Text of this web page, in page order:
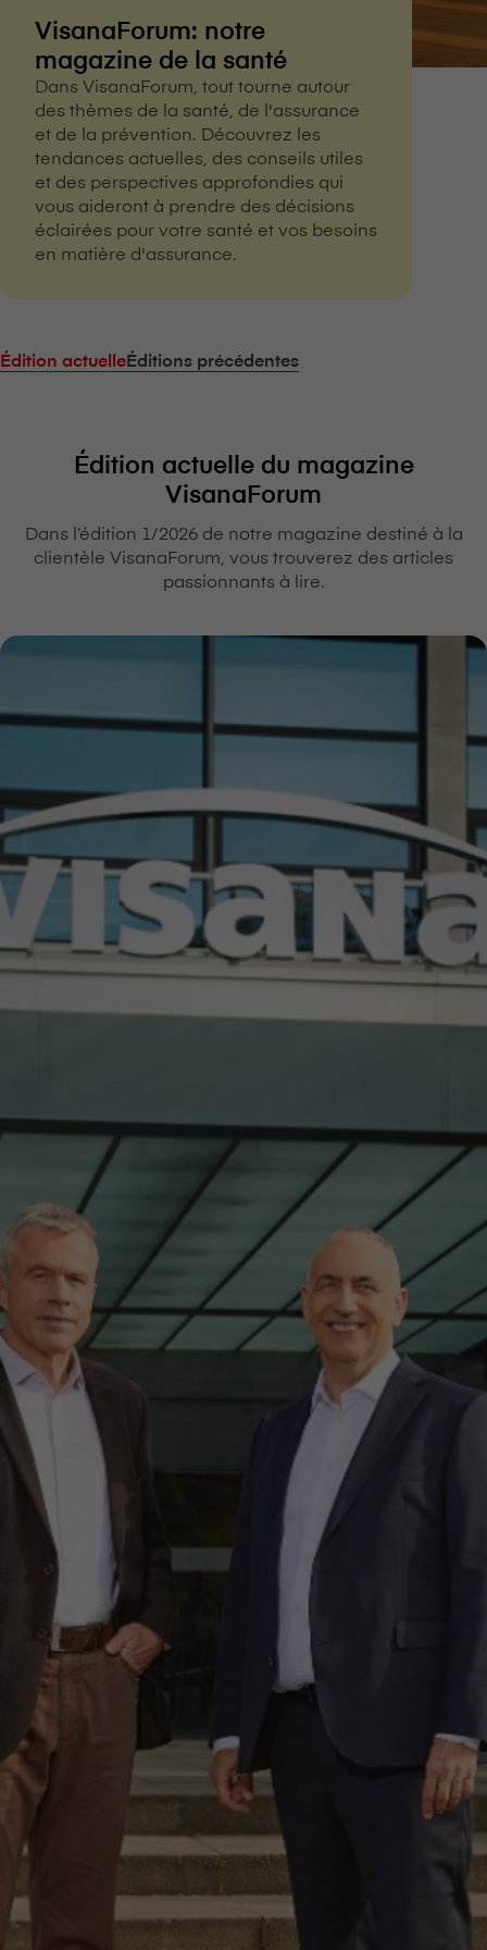
VisanaForum: notre
magazine de la santé
Dans VisanaForum, tout tourne autour
des thèmes de la santé, de l'assurance
et de la prévention. Découvrez les
tendances actuelles, des conseils utiles
et des perspectives approfondies qui
vous aideront à prendre des décisions
éclairées pour votre santé et vos besoins
en matière d'assurance.
Édition actuelleÉditions précédentes
Édition actuelle du magazine
VisanaForum
Dans l’édition 1/2026 de notre magazine destiné à la
clientèle VisanaForum, vous trouverez des articles
passionnants à lire.